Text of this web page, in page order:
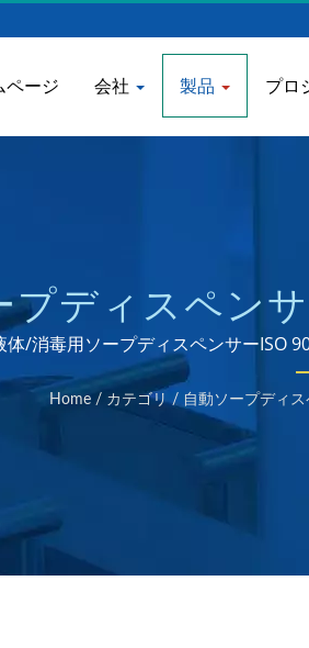
ページ 会社 製品 プロ
プディスペン
スペンサー製
/消毒用ソープディスペンサーISO
Home / カテゴリ / 自動ソープディ